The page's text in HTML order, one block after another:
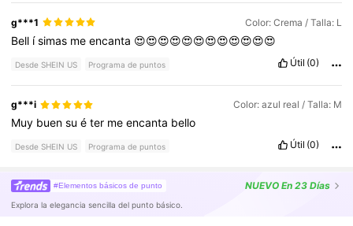
g***1 Color: Crema / Talla: L
Bell ísimas meencanta 😍😍😍😍😍😍😍😍😍😍😍😍
Desde SHEIN US Programa de puntos Útil (0)
g***i Color: azul real / Talla: M
Muy buensuéter meencanta bello
Desde SHEIN US Programa de puntos Útil (0)
#Elementos básicos de punto NUEVO En 23 Días
Explora la elegancia sencilla del punto básico.